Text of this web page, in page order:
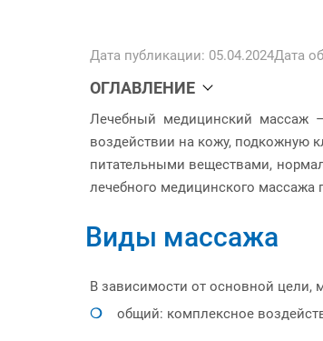
Дата публикации: 05.04.2024Дата
ОГЛАВЛЕНИЕ
Лечебный медицинский массаж
воздействии на кожу, подкожную
питательными веществами,
лечебного медицинского массажа
Виды массажа
В зависимости от основной цели,
общий: комплексное